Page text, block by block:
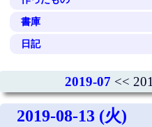
書庫
日記
2019-07 <<
2019-08-13 (火)